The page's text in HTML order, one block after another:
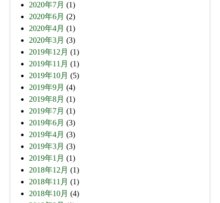
2020年7月 (1)
2020年6月 (2)
2020年4月 (1)
2020年3月 (3)
2019年12月 (1)
2019年11月 (1)
2019年10月 (5)
2019年9月 (4)
2019年8月 (1)
2019年7月 (1)
2019年6月 (3)
2019年4月 (3)
2019年3月 (3)
2019年1月 (1)
2018年12月 (1)
2018年11月 (1)
2018年10月 (4)